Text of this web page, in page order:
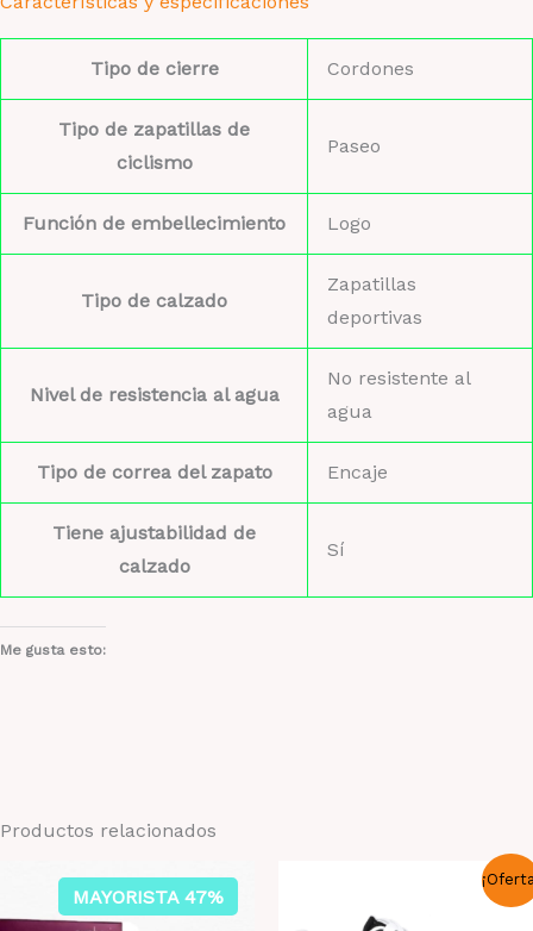
Tipo de cierre Cordones
Tipo de zapatillas de
ciclismo
Paseo
Función de embellecimiento Logo
Tipo de calzado
Zapatillas
deportivas
Nivel de resistencia al agua
No resistente al
agua
Tipo de correa del zapato Encaje
Tiene ajustabilidad de
calzado
Sí
Me gusta esto:
Productos relacionados
MAYORISTA 47%